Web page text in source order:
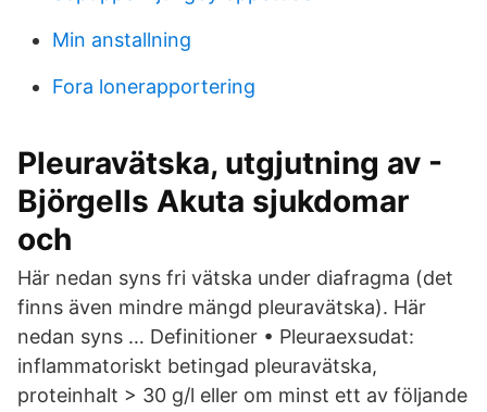
Min anstallning
Fora lonerapportering
Pleuravätska, utgjutning av -
Björgells Akuta sjukdomar
och
Här nedan syns fri vätska under diafragma (det
finns även mindre mängd pleuravätska). Här
nedan syns … Definitioner • Pleuraexsudat:
inflammatoriskt betingad pleuravätska,
proteinhalt > 30 g/l eller om minst ett av följande